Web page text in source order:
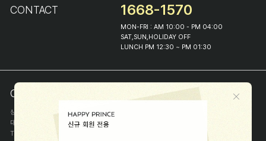
CONTACT 1668-1570
MON-FRI : AM 10:00 - PM 04:00
SAT,SUN,HOLIDAY OFF
LUNCH PM 12:30 ~ PM 01:30
COMPANY INFO
상호
(주)해피프린스
대표
이화진
TEL